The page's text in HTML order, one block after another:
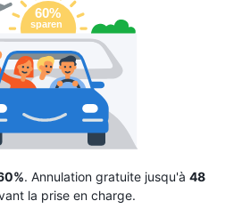
. Annulation gratuite jusqu'à 48
la prise en charge.